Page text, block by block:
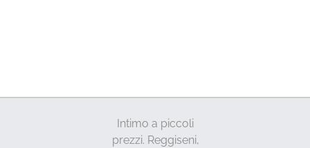
Intimo a piccoli
prezzi. Reggiseni,